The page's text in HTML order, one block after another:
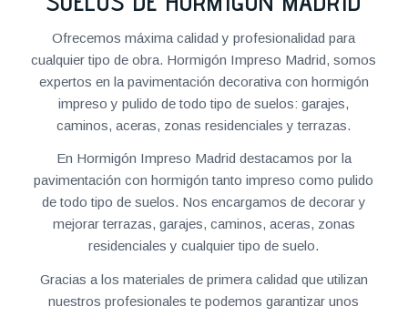
Ofrecemos máxima calidad y profesionalidad para
cualquier tipo de obra. Hormigón Impreso Madrid, somos
expertos en la pavimentación decorativa con hormigón
impreso y pulido de todo tipo de suelos: garajes,
caminos, aceras, zonas residenciales y terrazas.
En Hormigón Impreso Madrid destacamos por la
pavimentación con hormigón tanto impreso como pulido
de todo tipo de suelos. Nos encargamos de decorar y
mejorar terrazas, garajes, caminos, aceras, zonas
residenciales y cualquier tipo de suelo.
Gracias a los materiales de primera calidad que utilizan
nuestros profesionales te podemos garantizar unos